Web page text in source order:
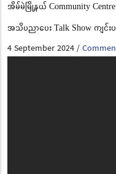
အိမ်မဲမြို့နယ် Community
အသိပညာပေး Talk Show ကျင်းပ
4 September 2024/